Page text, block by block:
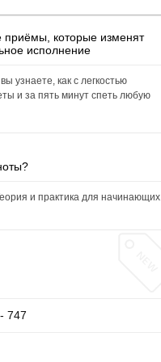
приёмы, которые изменят
исполнение
узнаете, как с легкостью
и за пять минут спеть любую
и практика для начинающих.
747